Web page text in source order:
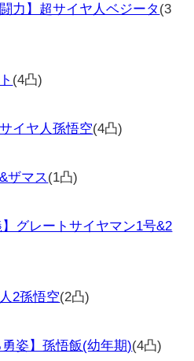
力】超サイヤ人ベジータ (3
(4凸)
イヤ人孫悟空(4凸)
ザマス(1凸)
グレートサイヤマン1号&2
2孫悟空(2凸)
姿】孫悟飯(幼年期)(4凸)